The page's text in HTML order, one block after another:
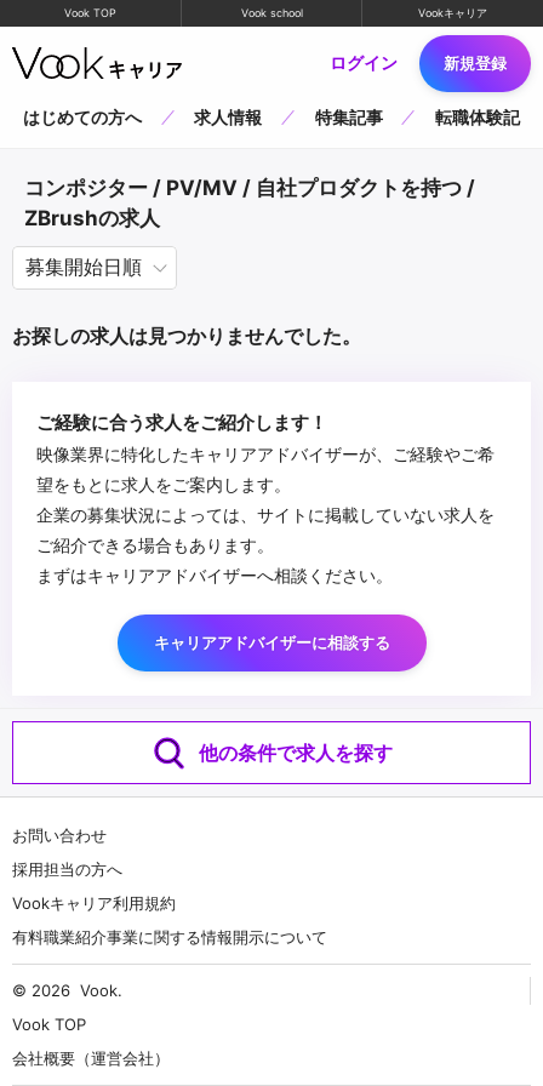
Vook TOP Vook school Vookキャリア
ログイン 新規登録
はじめての方へ 求人情報 特集記事 転職体験記
コンポジター / PV/MV / 自社プロダクトを持つ /
ZBrushの求人
お探しの求人は見つかりませんでした。
ご経験に合う求人をご紹介します！
映像業界に特化したキャリアアドバイザーが、ご経験やご希
望をもとに求人をご案内します。
企業の募集状況によっては、サイトに掲載していない求人を
ご紹介できる場合もあります。
まずはキャリアアドバイザーへ相談ください。
キャリアアドバイザーに相談する
他の条件で求人を探す
お問い合わせ
採用担当の方へ
Vookキャリア利用規約
有料職業紹介事業に関する情報開示について
© 2026 Vook.
Vook TOP
会社概要（運営会社）